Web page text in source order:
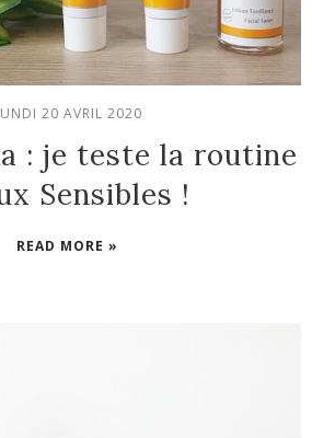
20 AVRIL 2020
: je teste la routine
Sensibles !
READ MORE »